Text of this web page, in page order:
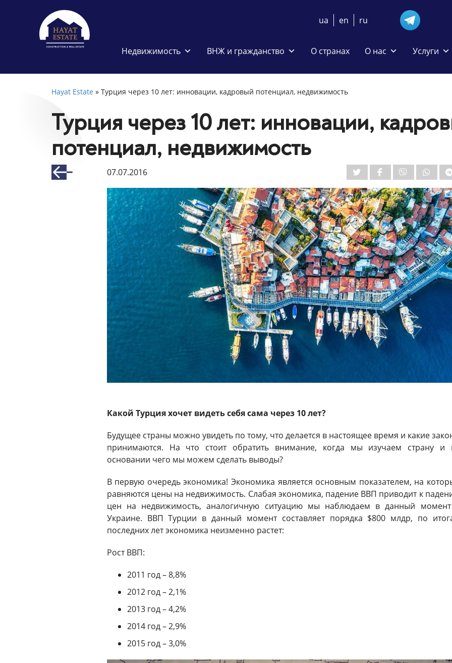
ua en ru
Недвижимость ВНЖ и гражданство О странах О нас Услуги
Hayat Estate » Турция через 10 лет: инновации, кадровый потенциал, недвижимость
Турция через 10 лет: инновации,
потенциал, недвижимость
07.07.2016
Какой Турция хочет видеть себя сама через 10 лет?
Будущее страны можно увидеть по тому, что делается в настоящее время и какие
принимаются. На что стоит обратить внимание, когда мы изучаем страну и
основании чего мы можем сделать выводы?
В первую очередь экономика! Экономика является основным показателем, на
равняются цены на недвижимость. Слабая экономика, падение ВВП приводит к
цен на недвижимость, аналогичную ситуацию мы наблюдаем в данный
Украине. ВВП Турции в данный момент составляет порядка $800 млдр, по
последних лет экономика неизменно растет:
Рост ВВП:
2011 год – 8,8%
2012 год – 2,1%
2013 год – 4,2%
2014 год – 2,9%
2015 год – 3,0%